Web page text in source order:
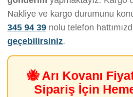
Nakliye ve kargo durumunu
345 94 39 nolu telefon
geçebilirsiniz.
🐝 Arı Kovanı
Sipariş İçin